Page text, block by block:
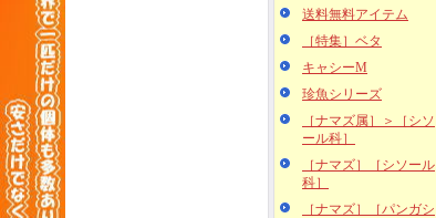
送料無料アイテム
［特集］ベタ
キャシーM
珍魚シリーズ
［ナマズ属］＞［シソ
ール科］
［ナマズ］［シソール
科］
［ナマズ］［パンガシ